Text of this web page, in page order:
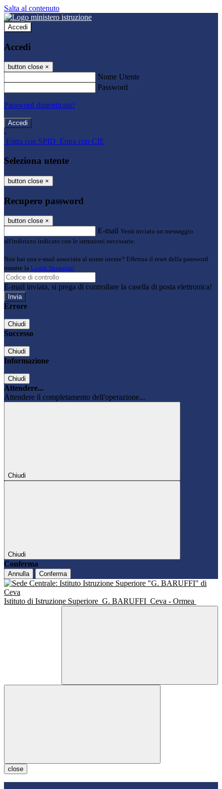
Salta al contenuto
Accedi
Accedi
button close ×
Nome Utente
Password
Password dimenticata?
-
Entra con SPID Entra con CIE
Seleziona utente
button close ×
Recupero password
button close ×
E-mail Verrà inviato un messaggio
all'indirizzo indicato con le istruzioni necessarie.
Non hai una e-mail associata al nome utente? Effettua il reset della password
tramite la Login Spaggiari
E-mail inviata, si prega di controllare la casella di posta elettronica!
Errore
Chiudi
Successo
Chiudi
Informazione
Chiudi
Attendere...
Attendere il completamento dell'operazione...
Chiudi
Chiudi
Conferma
Annulla Conferma
Istituto di Istruzione Superiore G. BARUFFI Ceva - Ormea
close